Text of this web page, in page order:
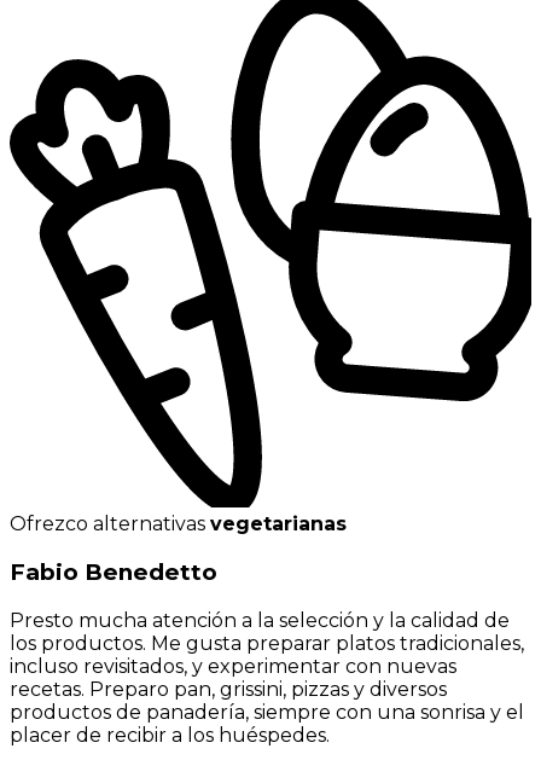
Ofrezco alternativas vegetarianas
Fabio Benedetto
Presto mucha atención a la selección y la calidad de
los productos. Me gusta preparar platos tradicionales,
incluso revisitados, y experimentar con nuevas
recetas. Preparo pan, grissini, pizzas y diversos
productos de panadería, siempre con una sonrisa y el
placer de recibir a los huéspedes.